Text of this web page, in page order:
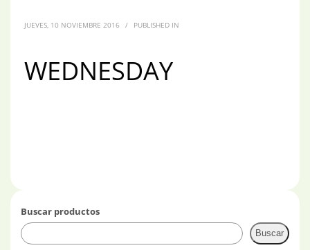
JUEVES, 10 NOVIEMBRE 2016 / PUBLISHED IN
WEDNESDAY
Buscar productos
Buscar